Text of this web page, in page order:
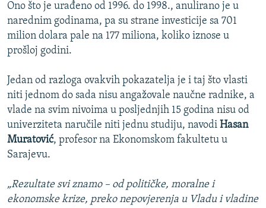
Ono što je urađeno od 1996. do 1998., anulirano je u
narednim godinama, pa su strane investicije sa 701
milion dolara pale na 177 miliona, koliko iznose u
prošloj godini.
Jedan od razloga ovakvih pokazatelja je i taj što vlasti
niti jednom do sada nisu angažovale naučne radnike, a
vlade na svim nivoima u posljednjih 15 godina nisu od
univerziteta naručile niti jednu studiju, navodi Hasan
Muratović, profesor na Ekonomskom fakultetu u
Sarajevu.
„Rezultate svi znamo – od političke, moralne i
ekonomske krize, preko nepovjerenja u Vladu i vladine